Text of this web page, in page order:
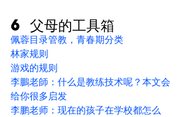
6 父母的工具箱
佩蓉目录管教，青春期分类
林家规则
游戏的规则
李鵬老師：什么是教练技术呢？本文会
给你很多启发
李鹏老师：现在的孩子在学校都怎么